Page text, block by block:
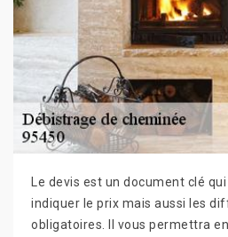
Le devis est un document clé
indiquer le prix mais aussi les
obligatoires. Il vous permettra